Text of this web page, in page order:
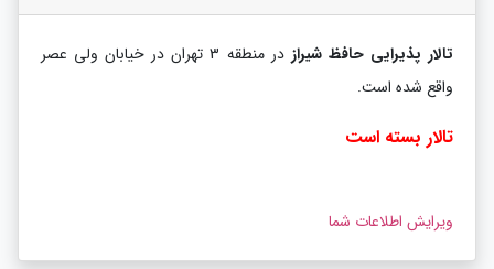
تالار پذیرایی حافظ شیراز
در منطقه 3 تهران در خیابان ولی عصر
واقع شده است.
تالار بسته است
ویرایش اطلاعات شما